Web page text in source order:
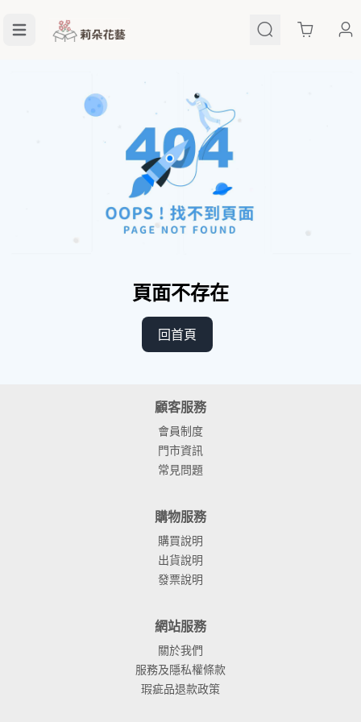
Cart
頁面不存在
回首頁
顧客服務
會員制度
門市資訊
常見問題
購物服務
購買說明
出貨說明
發票說明
網站服務
關於我們
服務及隱私權條款
瑕疵品退款政策